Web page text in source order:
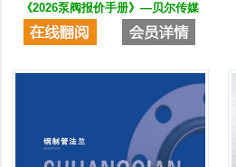
《2026泵阀报价手册》—贝尔传媒